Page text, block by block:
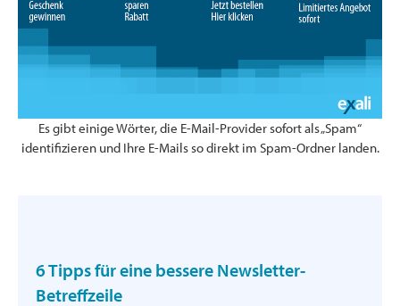
Es gibt einige Wörter, die E-Mail-Provider sofort als „Spam“
identifizieren und Ihre E-Mails so direkt im Spam-Ordner landen.
6 Tipps für eine bessere Newsletter-
Betreffzeile